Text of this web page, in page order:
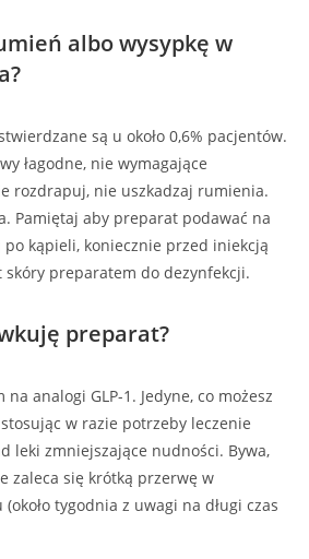
albo wysypkę w
są u około 0,6% pacjentów.
łagodne, nie wymagające
rozdrapuj, nie uszkadzaj rumienia.
Pamiętaj aby preparat podawać na
kąpieli, koniecznie przed iniekcją
preparatem do dezynfekcji.
preparat?
analogi GLP-1. Jedyne, co możesz
w razie potrzeby leczenie
leki zmniejszające nudności. Bywa,
zaleca się krótką przerwę w
tygodnia z uwagi na długi czas